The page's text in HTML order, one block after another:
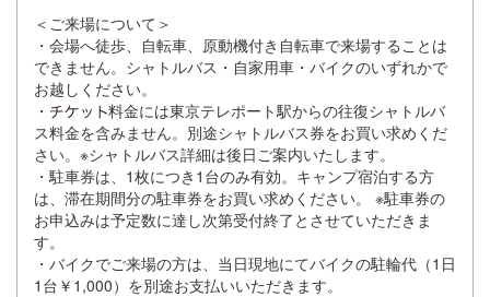
＜ご来場について＞
・会場へ徒歩、⾃転⾞、原動機付き⾃転⾞で来場することは
できません。シャトルバス・⾃家⽤⾞・バイクのいずれかで
お越しください。
・
料⾦には東京テレポート駅からの往復シャトルバ
ス料⾦を含みません。別途シャトルバス券をお買い求めくだ
さい。※シャトルバス詳細は後⽇ご案内いたします。
・駐⾞券は、1枚につき1台のみ有効。キャンプ宿泊する⽅
は、滞在期間分の駐⾞券をお買い求めください。 ※駐⾞券の
お申込みは予定数に達し次第受付終了とさせていただきま
す。
・バイクでご来場の⽅は、当⽇現地にてバイクの駐輪代（1⽇
1台￥1,000）を別途お⽀払いいただきます。